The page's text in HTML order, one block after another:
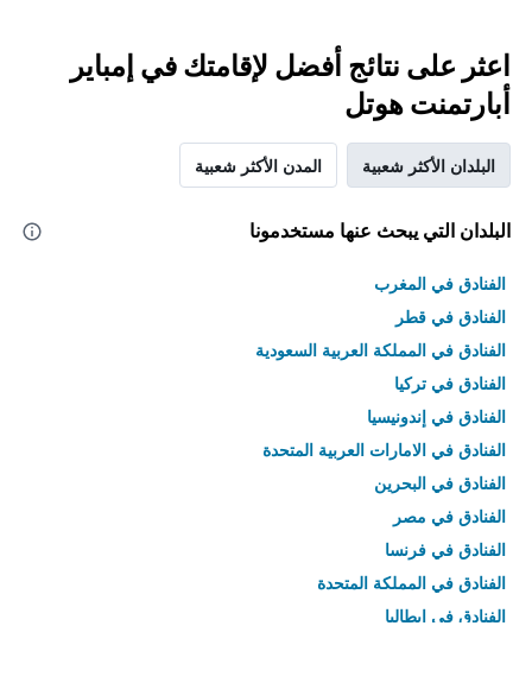
اعثر على نتائج أفضل لإقامتك في إمباير
أبارتمنت هوتل
البلدان الأكثر شعبية المدن الأكثر شعبية
البلدان التي يبحث عنها مستخدمونا
الفنادق في المغرب
الفنادق في قطر
الفنادق في المملكة العربية السعودية
الفنادق في تركيا
الفنادق في إندونيسيا
الفنادق في الامارات العربية المتحدة
الفنادق في البحرين
الفنادق في مصر
الفنادق في فرنسا
الفنادق في المملكة المتحدة
الفنادق في إيطاليا